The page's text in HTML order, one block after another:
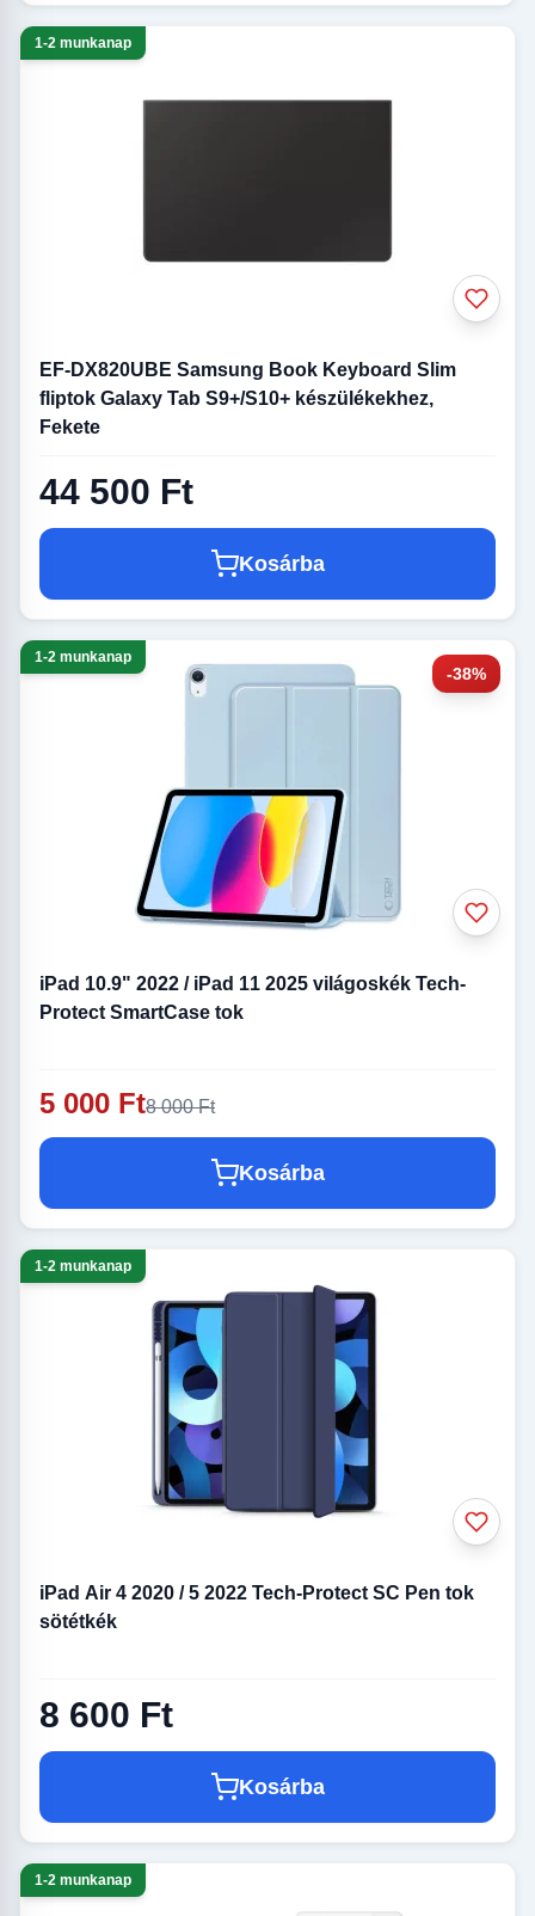
1-2 munkanap
EF-DX820UBE Samsung Book Keyboard Slim
fliptok Galaxy Tab S9+/S10+ készülékekhez,
Fekete
44 500 Ft
Kosárba
-38%
1-2 munkanap
iPad 10.9" 2022 / iPad 11 2025 világoskék Tech-
Protect SmartCase tok
5 000 Ft8 000 Ft
Kosárba
1-2 munkanap
iPad Air 4 2020 / 5 2022 Tech-Protect SC Pen tok
sötétkék
8 600 Ft
Kosárba
1-2 munkanap